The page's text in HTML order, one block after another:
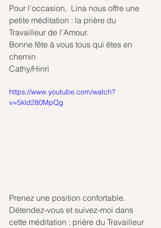
Pour l'occasion,  Lina nous offre une
petite méditation : la prière du
Travailleur de l'Amour.
Bonne fête à vous tous qui êtes en
chemin
Cathy/Hinri
https://www.youtube.com/watch?
v=5kld280MpQg
Prenez une position confortable.
Détendez-vous et suivez-moi dans
cette méditation : prière du Travailleur